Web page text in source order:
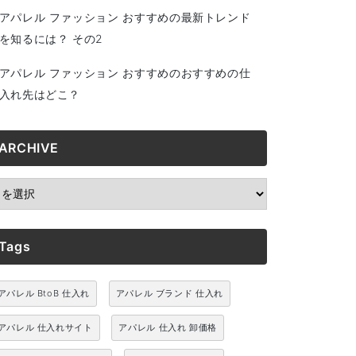
パレル ファッション おすすめの最新トレンド
知るには？ その2
パレル ファッション おすすめのおすすめの仕
れ先はどこ？
パレル BtoB 仕入れ アパレル ブランド 仕入れ
パレル 仕入れサイト アパレル 仕入れ 卸価格